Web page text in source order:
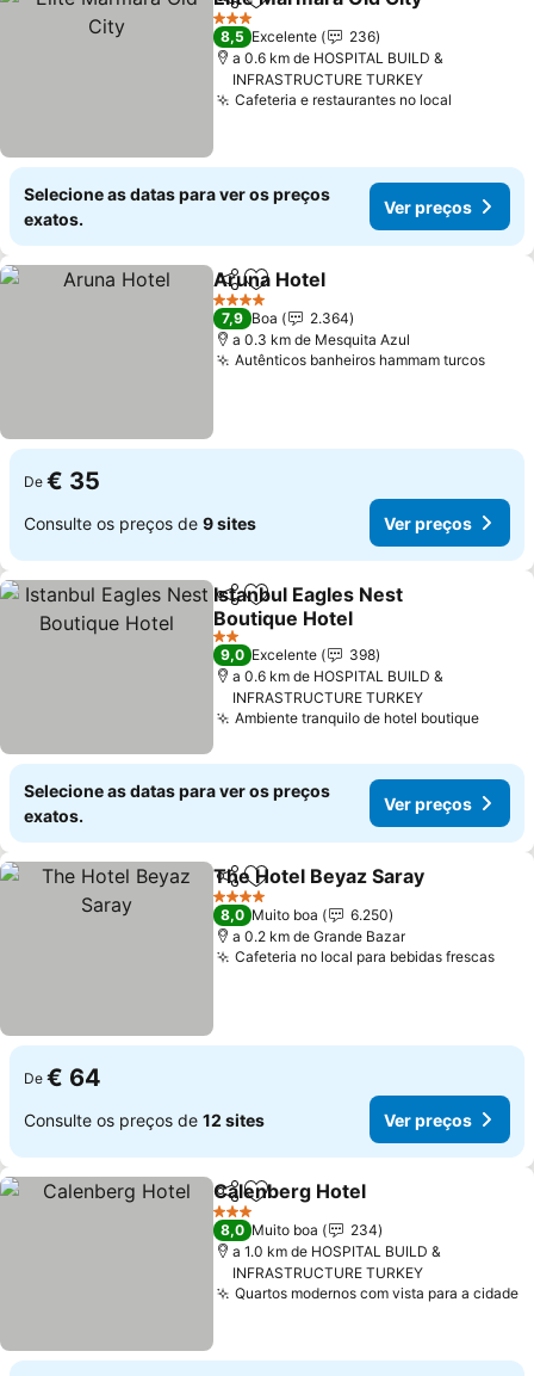
PartilharAdicionar aos favoritos
3 Estrelas
8,5 Excelente
236
a 0.6 km de HOSPITAL BUILD &
INFRASTRUCTURE TURKEY
Cafeteria e restaurantes no local
Selecione as datas para ver os preços
exatos.
Ver preços
PartilharAdicionar aos favoritos
Aruna Hotel
4 Estrelas
7,9 Boa
2.364
a 0.3 km de Mesquita Azul
Autênticos banheiros hammam turcos
De € 35
Consulte os preços de 9 sites Ver preços
PartilharAdicionar aos favoritos
Istanbul Eagles Nest
Boutique Hotel
2 Estrelas
9,0 Excelente
398
a 0.6 km de HOSPITAL BUILD &
INFRASTRUCTURE TURKEY
Ambiente tranquilo de hotel boutique
Selecione as datas para ver os preços
exatos.
Ver preços
PartilharAdicionar aos favoritos
The Hotel Beyaz Saray
4 Estrelas
8,0 Muito boa
6.250
a 0.2 km de Grande Bazar
Cafeteria no local para bebidas frescas
De € 64
Consulte os preços de 12 sites Ver preços
PartilharAdicionar aos favoritos
Calenberg Hotel
3 Estrelas
8,0 Muito boa
234
a 1.0 km de HOSPITAL BUILD &
INFRASTRUCTURE TURKEY
Quartos modernos com vista para a cidade